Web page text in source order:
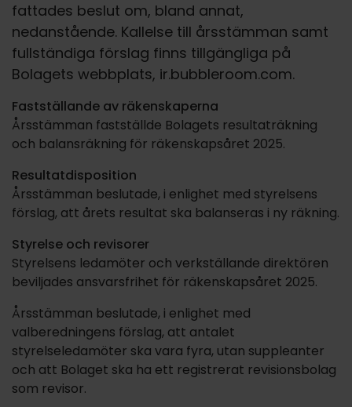
fattades beslut om, bland annat,
nedanstående. Kallelse till årsstämman samt
fullständiga förslag finns tillgängliga på
Bolagets webbplats, ir.bubbleroom.com.
Fastställande av räkenskaperna
Årsstämman fastställde Bolagets resultaträkning
och balansräkning för räkenskapsåret 2025.
Resultatdisposition
Årsstämman beslutade, i enlighet med styrelsens
förslag, att årets resultat ska balanseras i ny räkning.
Styrelse och revisorer
Styrelsens ledamöter och verkställande direktören
beviljades ansvarsfrihet för räkenskapsåret 2025.
Årsstämman beslutade, i enlighet med
valberedningens förslag, att antalet
styrelseledamöter ska vara fyra, utan suppleanter
och att Bolaget ska ha ett registrerat revisionsbolag
som revisor.